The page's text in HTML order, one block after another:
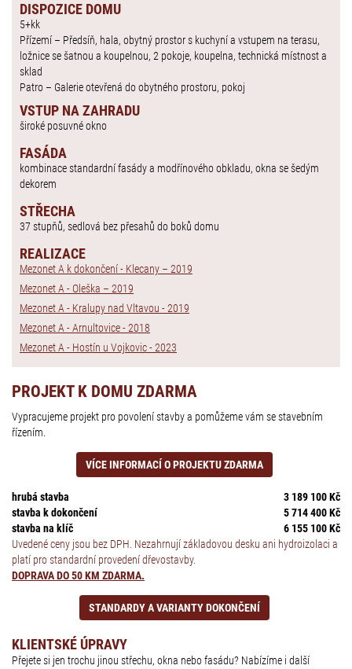
DISPOZICE DOMU
5+kk
Přízemí – Předsíň, hala, obytný prostor s kuchyní a vstupem na terasu,
ložnice se šatnou a koupelnou, 2 pokoje, koupelna, technická místnost a
sklad
Patro – Galerie otevřená do obytného prostoru, pokoj
VSTUP NA ZAHRADU
široké posuvné okno
FASÁDA
kombinace standardní fasády a modřínového obkladu, okna se šedým
dekorem
STŘECHA
37 stupňů, sedlová bez přesahů do boků domu
REALIZACE
Mezonet A k dokončení - Klecany – 2019
Mezonet A - Oleška – 2019
Mezonet A - Kralupy nad Vltavou - 2019
Mezonet A - Arnultovice - 2018
Mezonet A - Hostín u Vojkovic - 2023
PROJEKT K DOMU ZDARMA
Vypracujeme projekt pro povolení stavby a pomůžeme vám se stavebním
řízením.
VÍCE INFORMACÍ O PROJEKTU ZDARMA
hrubá stavba
3 189 100 Kč
stavba k dokončení
5 714 400 Kč
stavba na klíč
6 155 100 Kč
Uvedené ceny jsou bez DPH. Nezahrnují základovou desku ani hydroizolaci a
platí pro standardní provedení dřevostavby.
DOPRAVA DO 50 KM ZDARMA.
STANDARDY A VARIANTY DOKONČENÍ
KLIENTSKÉ ÚPRAVY
Přejete si jen trochu jinou střechu, okna nebo fasádu? Nabízíme i další